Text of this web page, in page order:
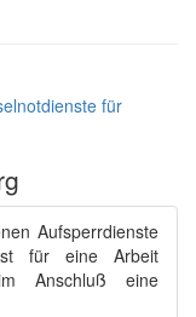
für
Aufsperrdienste
für eine Arbeit
Anschluß eine